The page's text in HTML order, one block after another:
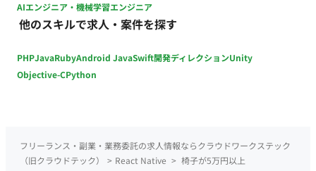
AIエンジニア・機械学習エンジニア
他のスキルで求人・案件を探す
PHPJavaRubyAndroid JavaSwift開発ディレクションUnity
Objective-CPython
フリーランス・副業・業務委託の求人情報ならクラウドワークステック
（旧クラウドテック）
> React Native > 椅子が5万円以上